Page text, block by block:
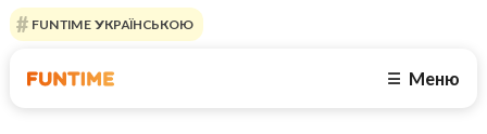
FUNTIME УКРАЇНСЬКОЮ
☰ Меню